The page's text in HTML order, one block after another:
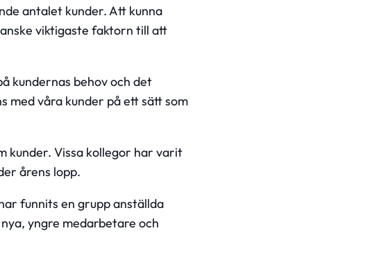
antalet kunder. Att kunna
viktigaste faktorn till att
kundernas behov och det
med våra kunder på ett sätt som
kunder. Vissa kollegor har varit
årens lopp.
funnits en grupp anställda
yngre medarbetare och